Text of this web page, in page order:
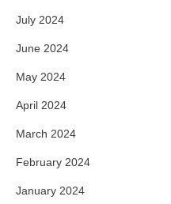
July 2024
June 2024
May 2024
April 2024
March 2024
February 2024
January 2024